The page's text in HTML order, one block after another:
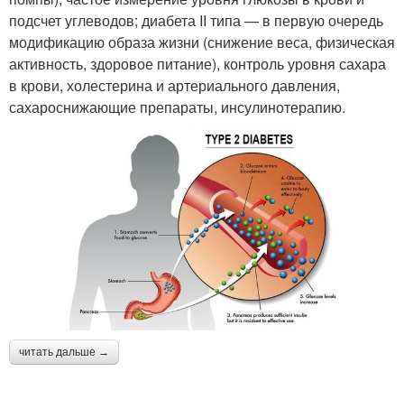
подсчет углеводов; диабета II типа — в первую очередь
модификацию образа жизни (снижение веса, физическая
активность, здоровое питание), контроль уровня сахара
в крови, холестерина и артериального давления,
сахароснижающие препараты, инсулинотерапию.
читать дальше →